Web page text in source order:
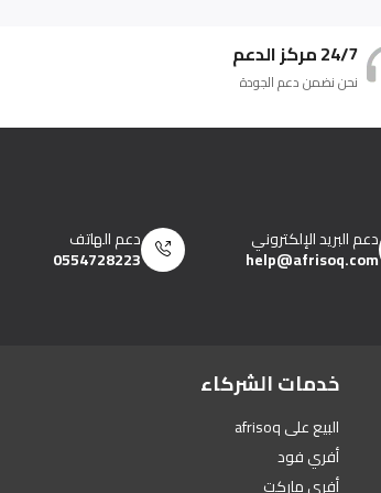
24/7 مركز الدعم
نحن نضمن دعم الجودة
دعم البريد الإلكتروني
help@afrisoq.com
دعم الهاتف
0554728223
خدمات الشركاء
البيع على afrisoq
أفري فود
أفري ماركت